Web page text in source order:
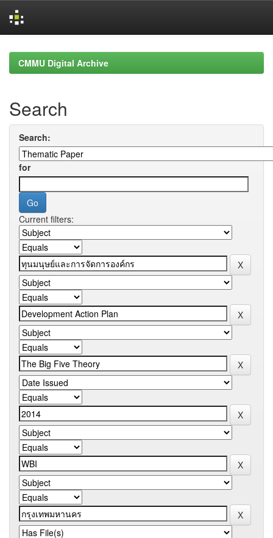
navigationCMMU Digital Archive
Search
Search:
for
Current filters: